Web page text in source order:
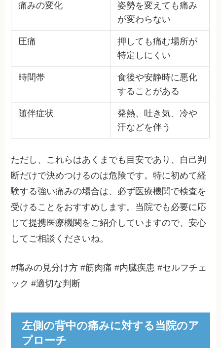
痛みの変化
姿勢を変えても痛み
が変わらない
圧痛
押しても痛む場所が
特定しにくい
時間帯
食後や安静時に悪化
することがある
随伴症状
発熱、吐き気、冷や
汗などを伴う
ただし、これらはあくまでも目安であり、自己判
断だけで決めつけるのは危険です。特に初めて経
験する強い痛みの場合は、必ず医療機関で検査を
受けることをおすすめします。当院でも必要に応
じて提携医療機関をご紹介していますので、安心
してご相談くださいね。
#痛みの見分け方 #筋肉痛 #内臓疾患 #セルフチェ
ック #適切な判断
左側の背中の痛みに対する当院のア
プローチ